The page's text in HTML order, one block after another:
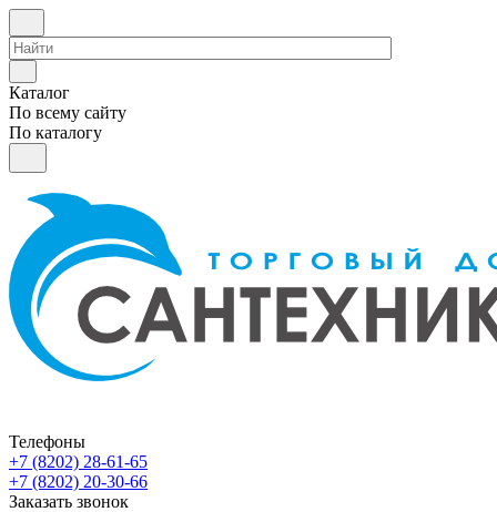
Каталог
По всему сайту
По каталогу
Телефоны
+7 (8202) 28‑61-65
+7 (8202) 20‑30-66
Заказать звонок